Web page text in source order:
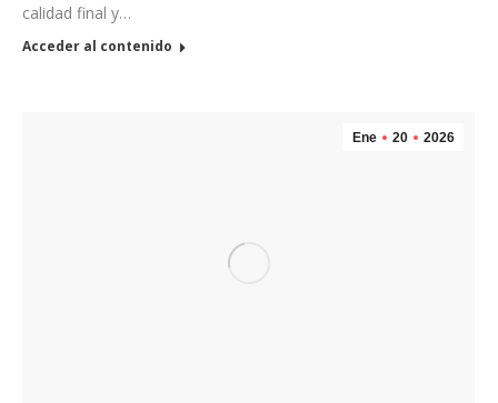
calidad final y…
Acceder al contenido
Ene 20 2026